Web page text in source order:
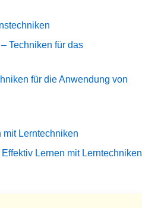
Techniken für das
für die Anwendung von
mit Lerntechniken
Lernen mit Lerntechniken